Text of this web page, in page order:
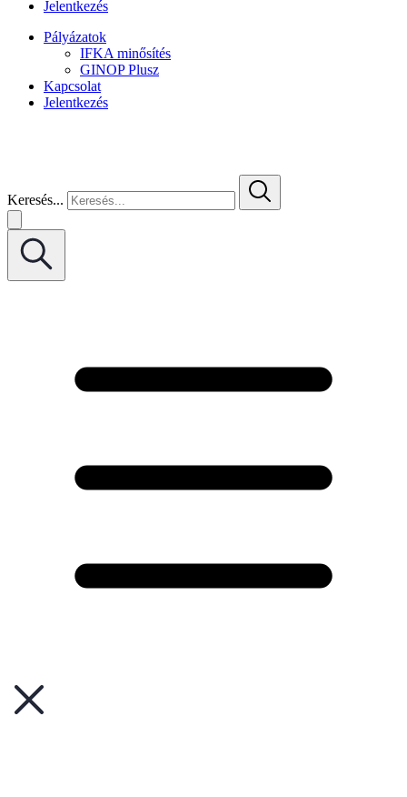
Jelentkezés
Pályázatok
IFKA minősítés
GINOP Plusz
Kapcsolat
Jelentkezés
Keresés...